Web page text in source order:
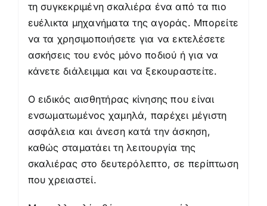
τη συγκεκριμένη σκαλιέρα ένα από τα πιο
ευέλικτα μηχανήματα της αγοράς. Μπορείτε
να τα χρησιμοποιήσετε για να εκτελέσετε
ασκήσεις του ενός μόνο ποδιού ή για να
κάνετε διάλειμμα και να ξεκουραστείτε.
Ο ειδικός αισθητήρας κίνησης που είναι
ενσωματωμένος χαμηλά, παρέχει μέγιστη
ασφάλεια και άνεση κατά την άσκηση,
καθώς σταματάει τη λειτουργία της
σκαλιέρας στο δευτερόλεπτο, σε περίπτωση
που χρειαστεί.